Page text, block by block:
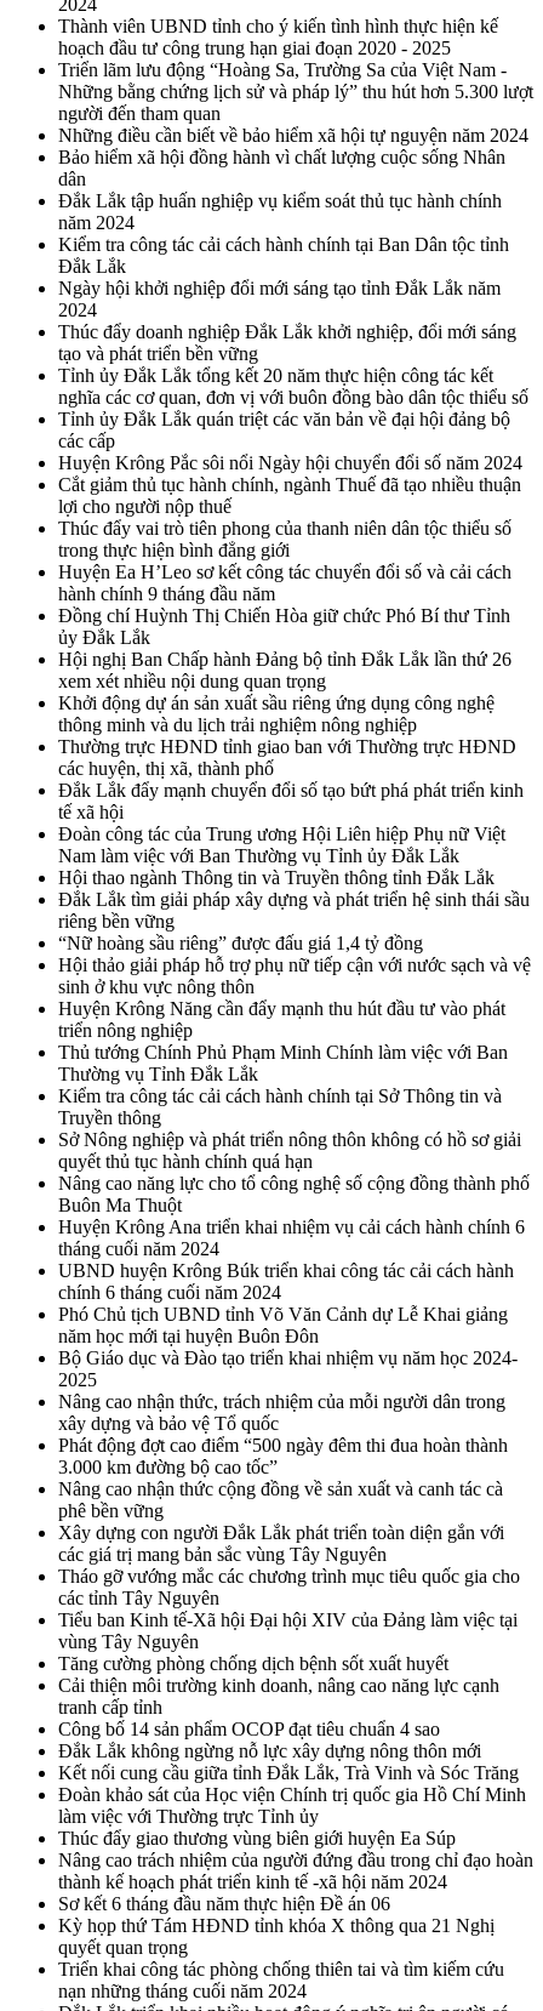
2024
Thành viên UBND tỉnh cho ý kiến tình hình thực hiện kế
hoạch đầu tư công trung hạn giai đoạn 2020 - 2025
Triển lãm lưu động “Hoàng Sa, Trường Sa của Việt Nam -
Những bằng chứng lịch sử và pháp lý” thu hút hơn 5.300 lượt
người đến tham quan
Những điều cần biết về bảo hiểm xã hội tự nguyện năm 2024
Bảo hiểm xã hội đồng hành vì chất lượng cuộc sống Nhân
dân
Đắk Lắk tập huấn nghiệp vụ kiểm soát thủ tục hành chính
năm 2024
Kiểm tra công tác cải cách hành chính tại Ban Dân tộc tỉnh
Đắk Lắk
Ngày hội khởi nghiệp đổi mới sáng tạo tỉnh Đắk Lắk năm
2024
Thúc đẩy doanh nghiệp Đắk Lắk khởi nghiệp, đổi mới sáng
tạo và phát triển bền vững
Tỉnh ủy Đắk Lắk tổng kết 20 năm thực hiện công tác kết
nghĩa các cơ quan, đơn vị với buôn đồng bào dân tộc thiểu số
Tỉnh ủy Đắk Lắk quán triệt các văn bản về đại hội đảng bộ
các cấp
Huyện Krông Pắc sôi nổi Ngày hội chuyển đổi số năm 2024
Cắt giảm thủ tục hành chính, ngành Thuế đã tạo nhiều thuận
lợi cho người nộp thuế
Thúc đẩy vai trò tiên phong của thanh niên dân tộc thiểu số
trong thực hiện bình đẳng giới
Huyện Ea H’Leo sơ kết công tác chuyển đổi số và cải cách
hành chính 9 tháng đầu năm
Đồng chí Huỳnh Thị Chiến Hòa giữ chức Phó Bí thư Tỉnh
ủy Đắk Lắk
Hội nghị Ban Chấp hành Đảng bộ tỉnh Đắk Lắk lần thứ 26
xem xét nhiều nội dung quan trọng
Khởi động dự án sản xuất sầu riêng ứng dụng công nghệ
thông minh và du lịch trải nghiệm nông nghiệp
Thường trực HĐND tỉnh giao ban với Thường trực HĐND
các huyện, thị xã, thành phố
Đắk Lắk đẩy mạnh chuyển đổi số tạo bứt phá phát triển kinh
tế xã hội
Đoàn công tác của Trung ương Hội Liên hiệp Phụ nữ Việt
Nam làm việc với Ban Thường vụ Tỉnh ủy Đắk Lắk
Hội thao ngành Thông tin và Truyền thông tỉnh Đắk Lắk
Đắk Lắk tìm giải pháp xây dựng và phát triển hệ sinh thái sầu
riêng bền vững
“Nữ hoàng sầu riêng” được đấu giá 1,4 tỷ đồng
Hội thảo giải pháp hỗ trợ phụ nữ tiếp cận với nước sạch và vệ
sinh ở khu vực nông thôn
Huyện Krông Năng cần đẩy mạnh thu hút đầu tư vào phát
triển nông nghiệp
Thủ tướng Chính Phủ Phạm Minh Chính làm việc với Ban
Thường vụ Tỉnh Đắk Lắk
Kiểm tra công tác cải cách hành chính tại Sở Thông tin và
Truyền thông
Sở Nông nghiệp và phát triển nông thôn không có hồ sơ giải
quyết thủ tục hành chính quá hạn
Nâng cao năng lực cho tổ công nghệ số cộng đồng thành phố
Buôn Ma Thuột
Huyện Krông Ana triển khai nhiệm vụ cải cách hành chính 6
tháng cuối năm 2024
UBND huyện Krông Búk triển khai công tác cải cách hành
chính 6 tháng cuối năm 2024
Phó Chủ tịch UBND tỉnh Võ Văn Cảnh dự Lễ Khai giảng
năm học mới tại huyện Buôn Đôn
Bộ Giáo dục và Đào tạo triển khai nhiệm vụ năm học 2024-
2025
Nâng cao nhận thức, trách nhiệm của mỗi người dân trong
xây dựng và bảo vệ Tổ quốc
Phát động đợt cao điểm “500 ngày đêm thi đua hoàn thành
3.000 km đường bộ cao tốc”
Nâng cao nhận thức cộng đồng về sản xuất và canh tác cà
phê bền vững
Xây dựng con người Đắk Lắk phát triển toàn diện gắn với
các giá trị mang bản sắc vùng Tây Nguyên
Tháo gỡ vướng mắc các chương trình mục tiêu quốc gia cho
các tỉnh Tây Nguyên
Tiểu ban Kinh tế-Xã hội Đại hội XIV của Đảng làm việc tại
vùng Tây Nguyên
Tăng cường phòng chống dịch bệnh sốt xuất huyết
Cải thiện môi trường kinh doanh, nâng cao năng lực cạnh
tranh cấp tỉnh
Công bố 14 sản phẩm OCOP đạt tiêu chuẩn 4 sao
Đắk Lắk không ngừng nỗ lực xây dựng nông thôn mới
Kết nối cung cầu giữa tỉnh Đắk Lắk, Trà Vinh và Sóc Trăng
Đoàn khảo sát của Học viện Chính trị quốc gia Hồ Chí Minh
làm việc với Thường trực Tỉnh ủy
Thúc đẩy giao thương vùng biên giới huyện Ea Súp
Nâng cao trách nhiệm của người đứng đầu trong chỉ đạo hoàn
thành kế hoạch phát triển kinh tế -xã hội năm 2024
Sơ kết 6 tháng đầu năm thực hiện Đề án 06
Kỳ họp thứ Tám HĐND tỉnh khóa X thông qua 21 Nghị
quyết quan trọng
Triển khai công tác phòng chống thiên tai và tìm kiếm cứu
nạn những tháng cuối năm 2024